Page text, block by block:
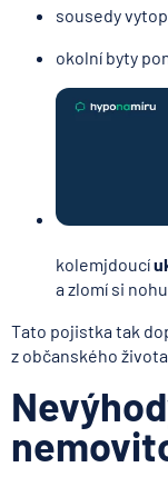
sousedy
okolní byty
kolemjdoucí
a zlomí si
Tato pojistka tak
z občanského